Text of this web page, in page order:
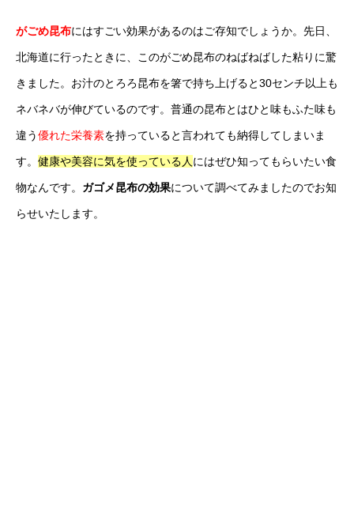
がごめ昆布にはすごい効果があるのはご存知でしょうか。先日、
北海道に行ったときに、このがごめ昆布のねばねばした粘りに驚
きました。お汁のとろろ昆布を箸で持ち上げると30センチ以上も
ネバネバが伸びているのです。普通の昆布とはひと味もふた味も
違う優れた栄養素を持っていると言われても納得してしまいま
す。 健康や美容に気を使っている人 にはぜひ知ってもらいたい食
物なんです。 ガゴメ昆布の効果について調べてみましたのでお知
らせいたします。